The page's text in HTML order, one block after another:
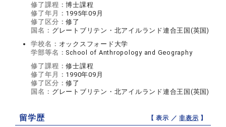
修了課程：博士課程
修了年月： 1995年09月
修了区分：修了
国名： グレートブリテン・北アイルランド連合王国(英国)
学校名： オックスフォード大学
学部等名： School of Anthropology and Geography
修了課程：修士課程
修了年月： 1990年09月
修了区分：修了
国名： グレートブリテン・北アイルランド連合王国(英国)
留学歴 【 表示 ／非表示 】